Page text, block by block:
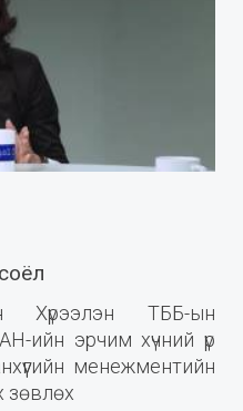
Хүрээлэн ТББ-ын
ийн эрчим хүчний үр
менежментийн
зөвлөх